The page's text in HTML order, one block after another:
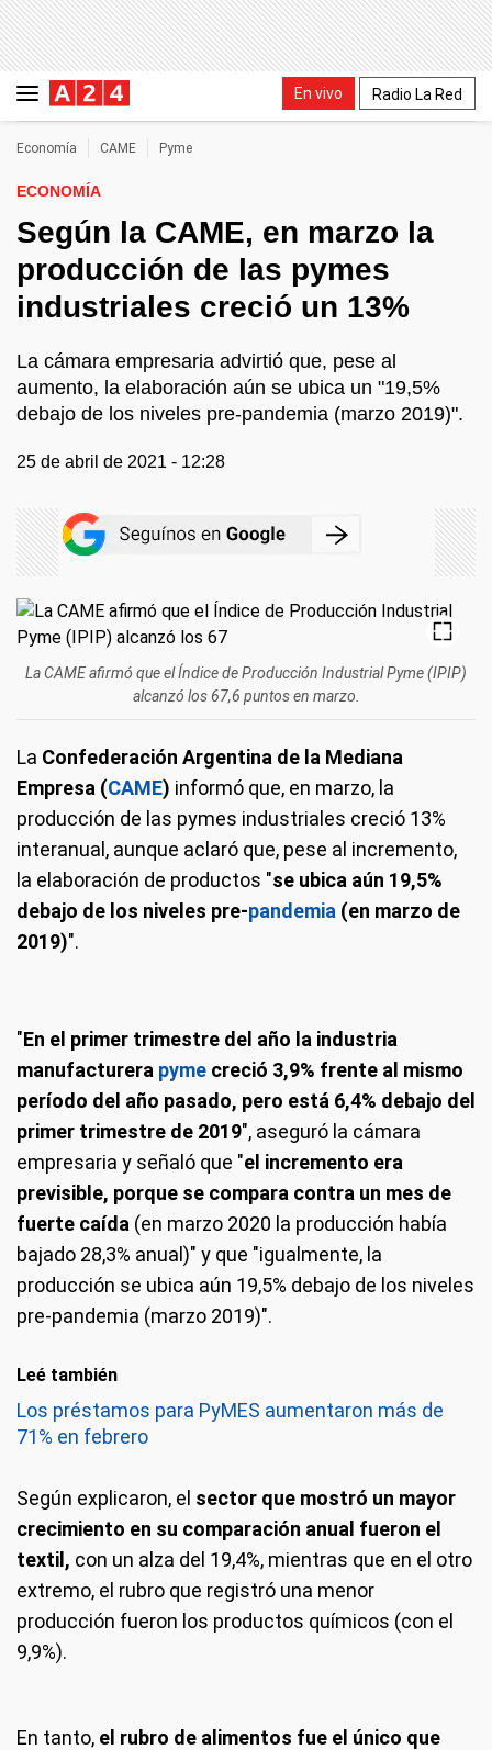
En vivo Radio La Red
Economía CAME Pyme
ECONOMÍA
Según la CAME, en marzo la
producción de las pymes
industriales creció un 13%
La cámara empresaria advirtió que, pese al
aumento, la elaboración aún se ubica un "19,5%
debajo de los niveles pre-pandemia (marzo 2019)".
25 de abril de 2021 - 12:28
La CAME afirmó que el Índice de Producción Industrial Pyme (IPIP)
alcanzó los 67,6 puntos en marzo.
La Confederación Argentina de la Mediana
Empresa (CAME) informó que, en marzo, la
producción de las pymes industriales creció 13%
interanual, aunque aclaró que, pese al incremento,
la elaboración de productos "se ubica aún 19,5%
debajo de los niveles pre-pandemia (en marzo de
2019)".
"En el primer trimestre del año la industria
manufacturera pyme creció 3,9% frente al mismo
período del año pasado, pero está 6,4% debajo del
primer trimestre de 2019", aseguró la cámara
empresaria y señaló que "el incremento era
previsible, porque se compara contra un mes de
fuerte caída (en marzo 2020 la producción había
bajado 28,3% anual)" y que "igualmente, la
producción se ubica aún 19,5% debajo de los niveles
pre-pandemia (marzo 2019)".
Leé también
Los préstamos para PyMES aumentaron más de
71% en febrero
Según explicaron, el sector que mostró un mayor
crecimiento en su comparación anual fueron el
textil, con un alza del 19,4%, mientras que en el otro
extremo, el rubro que registró una menor
producción fueron los productos químicos (con el
9,9%).
En tanto, el rubro de alimentos fue el único que